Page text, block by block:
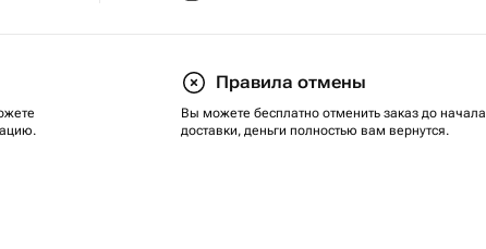
Правила отмены
Вы можете бесплатно отменить заказ до начала
доставки, деньги полностью вам вернутся.